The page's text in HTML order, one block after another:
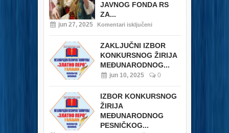
JAVNOG FONDA RS
ZA...
jun 27, 2025 Komentari isključeni
ZAKLJUČNI IZBOR
KONKURSNOG ŽIRIJA
MEĐUNARODNOG...
jun 10, 2025 0
IZBOR KONKURSNOG
ŽIRIJA
MEĐUNARODNOG
PESNIČKOG...